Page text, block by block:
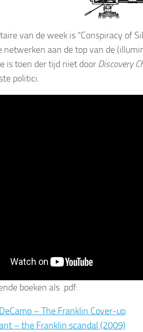
van de week is “Conspiracy of
netwerken aan de top van de
is toen der tijd niet door Discovery
politici.
boeken als .pdf:
– The Franklin Cover-up
– the Franklin scandal (2009)